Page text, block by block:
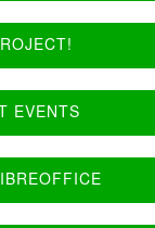
EVENTS